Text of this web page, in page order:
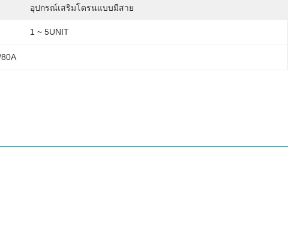
อุปกรณ์เสริมโดรนแบบมีสาย
1 ~ 5UNIT